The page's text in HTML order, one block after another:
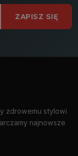
ZAPISZ SIĘ
zdrowemu stylowi
najnowsze